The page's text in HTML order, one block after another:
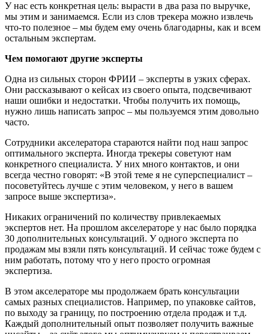
У нас есть конкретная цель: вырасти в два раза по выручке,
мы этим и занимаемся. Если из слов трекера можно извлечь
что-то полезное – мы будем ему очень благодарны, как и всем
остальным экспертам.
Чем помогают другие эксперты
Одна из сильных сторон ФРИИ – эксперты в узких сферах.
Они рассказывают о кейсах из своего опыта, подсвечивают
наши ошибки и недостатки. Чтобы получить их помощь,
нужно лишь написать запрос – мы пользуемся этим довольно
часто.
Сотрудники акселератора стараются найти под наш запрос
оптимального эксперта. Иногда трекеры советуют нам
конкретного специалиста. У них много контактов, и они
всегда честно говорят: «В этой теме я не суперспециалист –
посоветуйтесь лучше с этим человеком, у него в вашем
запросе выше экспертиза».
Никаких ограничений по количеству привлекаемых
экспертов нет. На прошлом акселераторе у нас было порядка
30 дополнительных консультаций. У одного эксперта по
продажам мы взяли пять консультаций. И сейчас тоже будем с
ним работать, потому что у него просто огромная
экспертиза.
В этом акселераторе мы продолжаем брать консультации
самых разных специалистов. Например, по упаковке сайтов,
по выходу за границу, по построению отдела продаж и т.д.
Каждый дополнительный опыт позволяет получить важные